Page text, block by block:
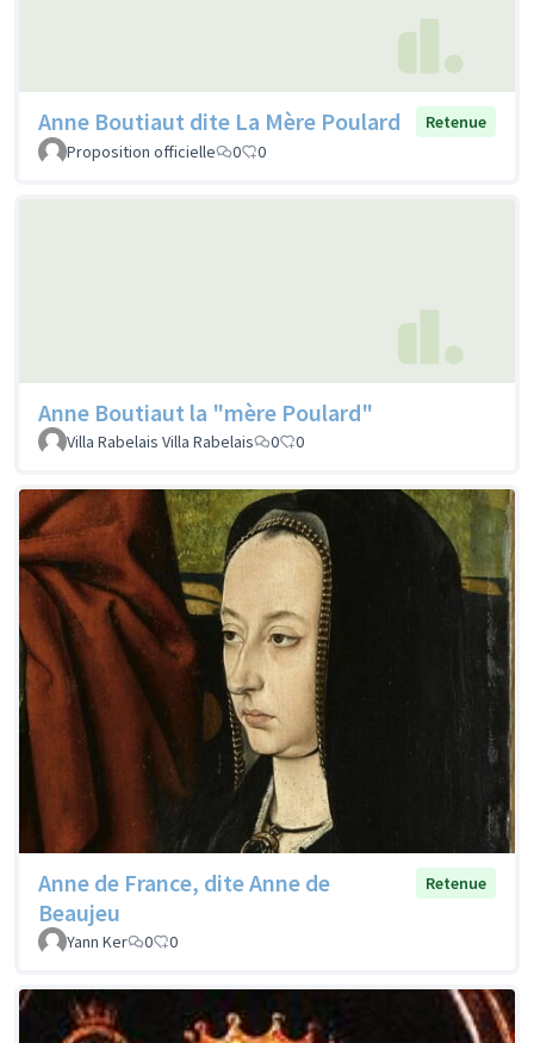
Anne Boutiaut dite La Mère Poulard
Retenue
Proposition officielle
0 0
Anne Boutiaut la "mère Poulard"
Villa Rabelais Villa Rabelais 0 0
Anne de France, dite Anne de
Beaujeu
Retenue
Yann Ker 0 0